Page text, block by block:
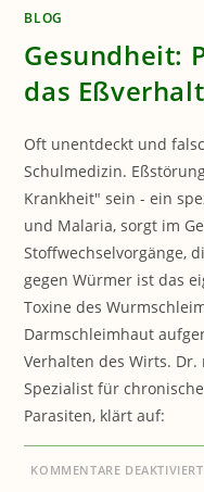
BLOG
Gesundheit:
das
Oft unentdeckt und
Schulmedizin.
Krankheit" sein - ein
und Malaria, sorgt im
Stoffwechselvorgänge,
gegen Würmer ist das
Toxine des
Darmschleimhaut
Verhalten des Wirts. Dr.
Spezialist für
Parasiten, klärt auf:
KOMMENTARE DEAKTIVIERT